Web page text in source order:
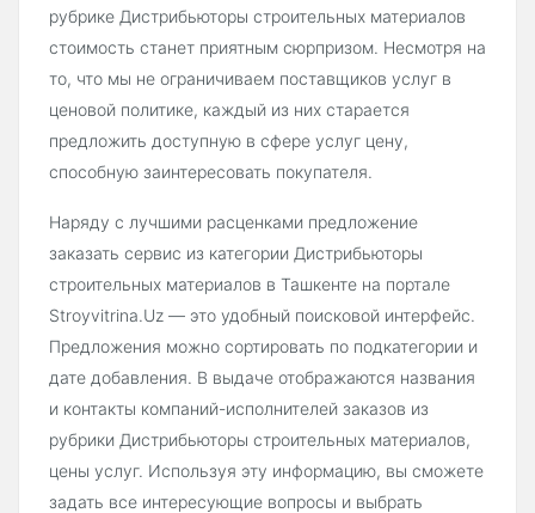
рубрике Дистрибьюторы строительных материалов
стоимость станет приятным сюрпризом. Несмотря на
то, что мы не ограничиваем поставщиков услуг в
ценовой политике, каждый из них старается
предложить доступную в сфере услуг цену,
способную заинтересовать покупателя.
Наряду с лучшими расценками предложение
заказать сервис из категории Дистрибьюторы
строительных материалов в Ташкенте на портале
Stroyvitrina.Uz — это удобный поисковой интерфейс.
Предложения можно сортировать по подкатегории и
дате добавления. В выдаче отображаются названия
и контакты компаний-исполнителей заказов из
рубрики Дистрибьюторы строительных материалов,
цены услуг. Используя эту информацию, вы сможете
задать все интересующие вопросы и выбрать